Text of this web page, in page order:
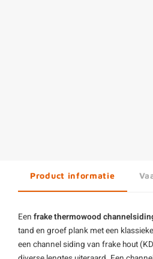
Product informatie
Een frake thermowood
tand en groef plank met een
een channel siding van frake hout